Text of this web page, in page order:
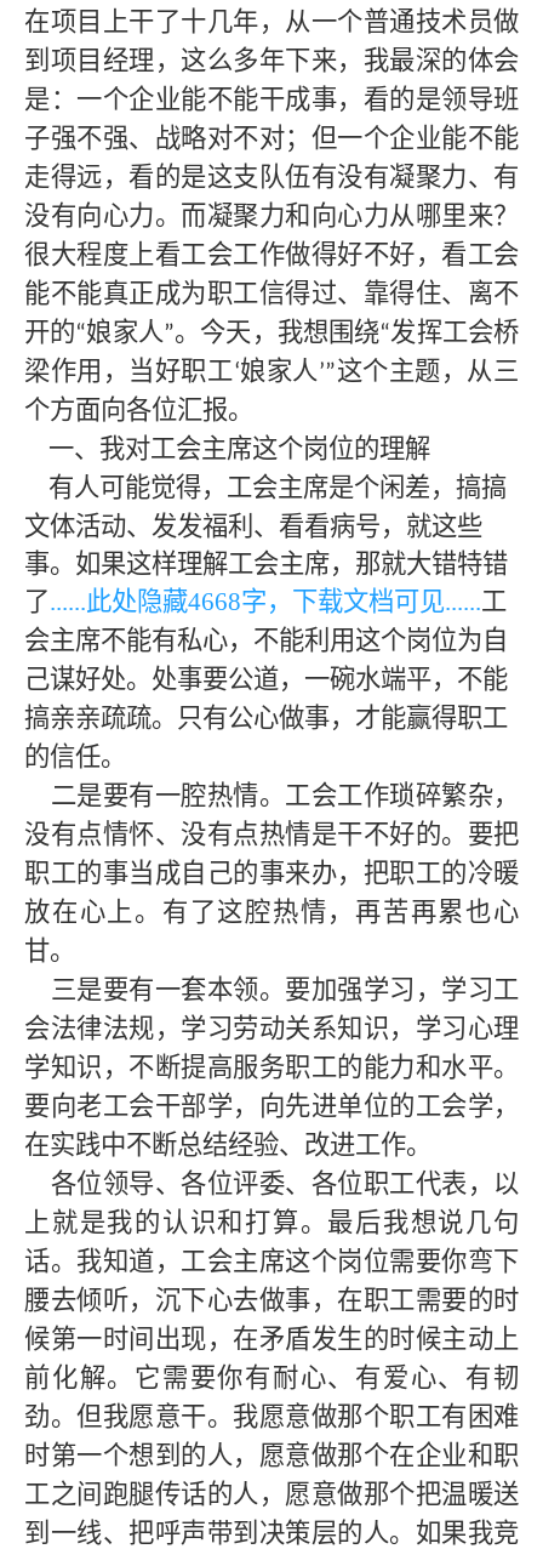
在项目上干了十几年，从一个普通技术员做
到项目经理，这么多年下来，我最深的体会
是：一个企业能不能干成事，看的是领导班
子强不强、战略对不对；但一个企业能不能
走得远，看的是这支队伍有没有凝聚力、有
没有向心力。而凝聚力和向心力从哪里来？
很大程度上看工会工作做得好不好，看工会
能不能真正成为职工信得过、靠得住、离不
开的“娘家人”。今天，我想围绕“发挥工会桥
梁作用，当好职工‘娘家人’”这个主题，从三
个方面向各位汇报。
一、我对工会主席这个岗位的理解
有人可能觉得，工会主席是个闲差，搞搞
文体活动、发发福利、看看病号，就这些
事。如果这样理解工会主席，那就大错特错
了......此处隐藏4668字，下载文档可见......工
会主席不能有私心，不能利用这个岗位为自
己谋好处。处事要公道，一碗水端平，不能
搞亲亲疏疏。只有公心做事，才能赢得职工
的信任。
二是要有一腔热情。工会工作琐碎繁杂，
没有点情怀、没有点热情是干不好的。要把
职工的事当成自己的事来办，把职工的冷暖
放在心上。有了这腔热情，再苦再累也心
甘。
三是要有一套本领。要加强学习，学习工
会法律法规，学习劳动关系知识，学习心理
学知识，不断提高服务职工的能力和水平。
要向老工会干部学，向先进单位的工会学，
在实践中不断总结经验、改进工作。
各位领导、各位评委、各位职工代表，以
上就是我的认识和打算。最后我想说几句
话。我知道，工会主席这个岗位需要你弯下
腰去倾听，沉下心去做事，在职工需要的时
候第一时间出现，在矛盾发生的时候主动上
前化解。它需要你有耐心、有爱心、有韧
劲。但我愿意干。我愿意做那个职工有困难
时第一个想到的人，愿意做那个在企业和职
工之间跑腿传话的人，愿意做那个把温暖送
到一线、把呼声带到决策层的人。如果我竞